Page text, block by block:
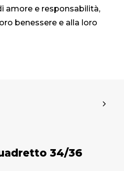
amore e responsabilità,
benessere e alla loro
34/36